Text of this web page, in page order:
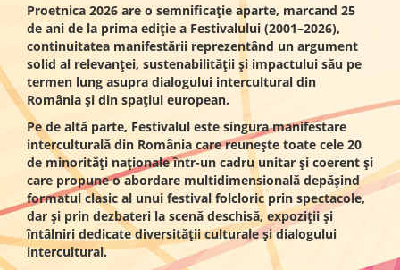
Proetnica 2026 are o semnificație aparte, marcand 25
de ani de la prima ediție a Festivalului (2001–2026),
continuitatea manifestării reprezentând un argument
solid al relevanței, sustenabilității și impactului său pe
termen lung asupra dialogului intercultural din
România și din spațiul european.
Pe de altă parte, Festivalul este singura manifestare
interculturală din România care reunește toate cele 20
de minorități naționale într-un cadru unitar și coerent și
care propune o abordare multidimensională depășind
formatul clasic al unui festival folcloric prin spectacole,
dar și prin dezbateri la scenă deschisă, expoziții și
întâlniri dedicate diversității culturale și dialogului
intercultural.